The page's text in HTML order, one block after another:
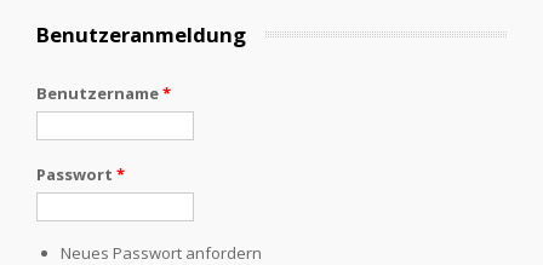
Benutzeranmeldung
Benutzername*
Passwort *
Neues Passwort anfordern